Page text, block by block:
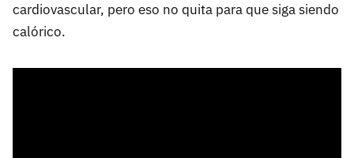
cardiovascular, pero eso no quita para que siga siendo
calórico.